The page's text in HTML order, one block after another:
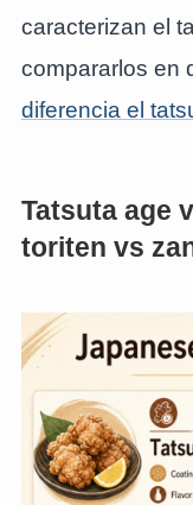
caracterizan el
compararlos en
diferencia el
Tatsuta age
toriten vs